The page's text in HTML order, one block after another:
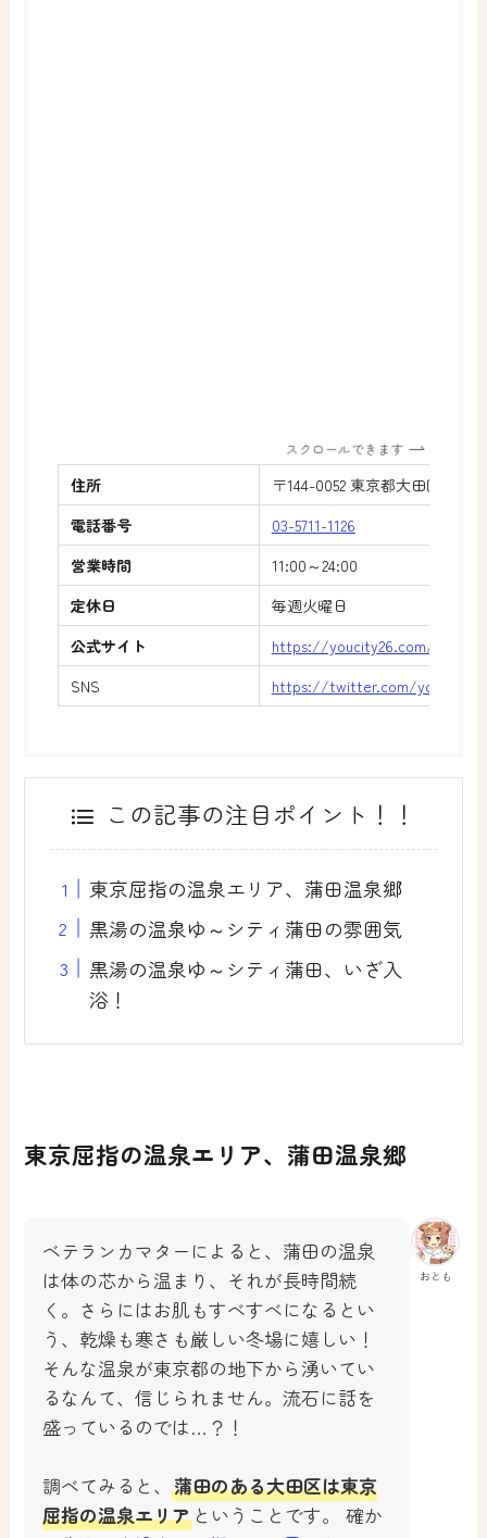
スクロールできます
住所
〒144-0052 東京都大田区蒲田
電話番号
03-5711-1126
営業時間
11:00～24:00
定休日
毎週火曜日
公式サイト
https://youcity26.com/#bhs
SNS
https://twitter.com/youcity26
この記事の注目ポイント！！
東京屈指の温泉エリア、蒲田温泉郷
黒湯の温泉ゆ～シティ蒲田の雰囲気
黒湯の温泉ゆ～シティ蒲田、いざ入
浴！
東京屈指の温泉エリア、蒲田温泉郷
おとも
ベテランカマターによると、蒲田の温泉
は体の芯から温まり、それが長時間続
く。さらにはお肌もすべすべになるとい
う、乾燥も寒さも厳しい冬場に嬉しい！
そんな温泉が東京都の地下から湧いてい
るなんて、信じられません。流石に話を
盛っているのでは…？！
調べてみると、蒲田のある大田区は東京
屈指の温泉エリア ということです。 確か